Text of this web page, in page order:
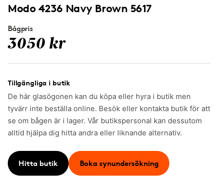
Modo 4236 Navy Brown 5617
Bågpris
3050 kr
Tillgängliga i butik
De här glasögonen kan du köpa eller hyra i butik men
tyvärr inte beställa online. Besök eller kontakta butik för att
se om bågen är i lager. Vår butikspersonal kan dessutom
alltid hjälpa dig hitta andra eller liknande alternativ.
Hitta butik Boka synundersökning